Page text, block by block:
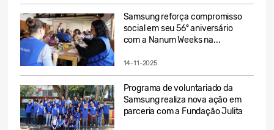
Samsung reforça compromisso
social em seu 56º aniversário
com a Nanum Weeks na...
14-11-2025
Programa de voluntariado da
Samsung realiza nova ação em
parceria com a Fundação Julita